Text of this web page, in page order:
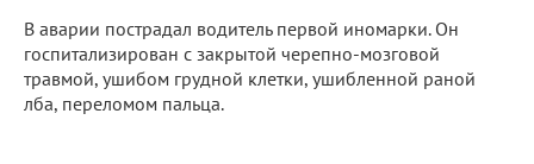
В аварии пострадал водитель первой иномарки. Он
госпитализирован с закрытой черепно-мозговой
травмой, ушибом грудной клетки, ушибленной раной
лба, переломом пальца.